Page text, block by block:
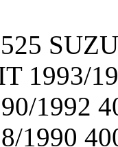
1993/
1992
1990